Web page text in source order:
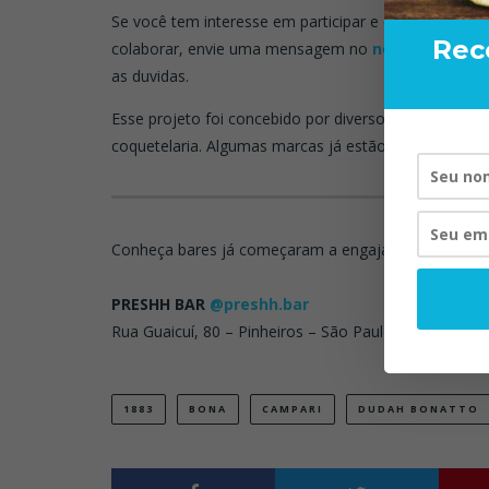
Se você tem interesse em participar e quer tirar
colaborar, envie uma mensagem no nosso
as duvidas.
Esse projeto foi concebido por diversos
coquetelaria. Algumas marcas já estão engajadas
Conheça bares já começaram a engajar e participar
PRESHH BAR @preshh.bar
Rua Guaicuí, 80 – Pinheiros – São Paulo.
1883 BONA CAMPARI DUDAH BONATTO